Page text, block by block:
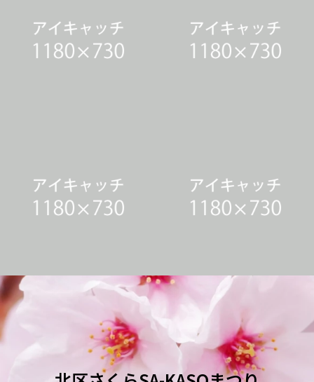
WORKSサンプル2 WORKSサンプル1